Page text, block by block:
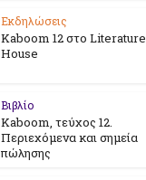
Εκδηλώσεις
Kaboom 12 στο Literature
House
Βιβλίο
Kaboom, τεύχος 12.
Περιεχόμενα και σημεία
πώλησης